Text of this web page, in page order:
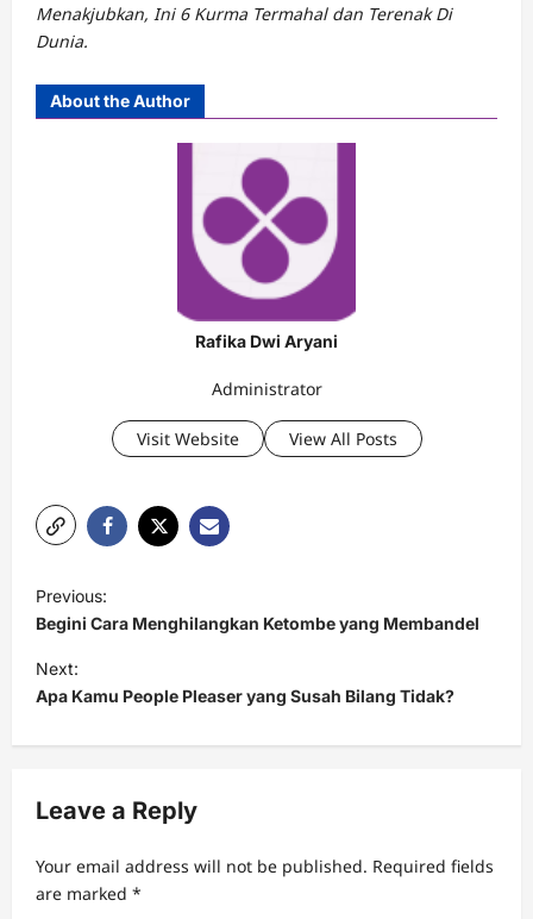
Menakjubkan, Ini 6 Kurma Termahal dan Terenak Di
Dunia.
About the Author
Rafika Dwi Aryani
Administrator
Visit Website View All Posts
P
o
s
t
v
g
Previous:
Begini Cara Menghilangkan Ketombe yang Membandel
Next:
Apa Kamu People Pleaser yang Susah Bilang Tidak?
Leave a Reply
Your email address will not be published. Required fields
are marked *